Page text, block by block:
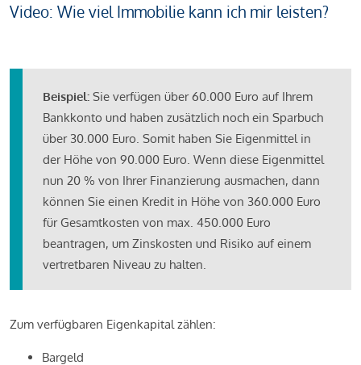
Video: Wie viel Immobilie kann ich mir leisten?
Beispiel: Sie verfügen über 60.000 Euro auf Ihrem
Bankkonto und haben zusätzlich noch ein Sparbuch
über 30.000 Euro. Somit haben Sie Eigenmittel in
der Höhe von 90.000 Euro. Wenn diese Eigenmittel
nun 20 % von Ihrer Finanzierung ausmachen, dann
können Sie einen Kredit in Höhe von 360.000 Euro
für Gesamtkosten von max. 450.000 Euro
beantragen, um Zinskosten und Risiko auf einem
vertretbaren Niveau zu halten.
Zum verfügbaren Eigenkapital zählen:
Bargeld